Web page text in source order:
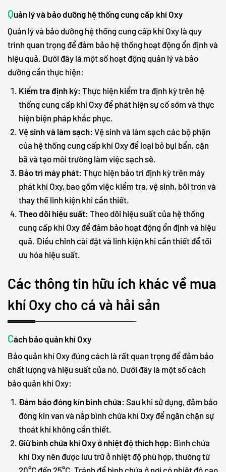
Quản lý và bảo dưỡng hệ thống cung cấp khí Oxy
Quản lý và bảo dưỡng hệ thống cung cấp khí Oxy là quy
trình quan trọng để đảm bảo hệ thống hoạt động ổn định và
hiệu quả. Dưới đây là một số hoạt động quản lý và bảo
dưỡng cần thực hiện:
Kiểm tra định kỳ: Thực hiện kiểm tra định kỳ trên hệ
thống cung cấp khí Oxy để phát hiện sự cố sớm và thực
hiện biện pháp khắc phục.
Vệ sinh và làm sạch: Vệ sinh và làm sạch các bộ phận
của hệ thống cung cấp khí Oxy để loại bỏ bụi bẩn, cặn
bã và tạo môi trường làm việc sạch sẽ.
Bảo trì máy phát: Thực hiện bảo trì định kỳ trên máy
phát khí Oxy, bao gồm việc kiểm tra, vệ sinh, bôi trơn và
thay thế linh kiện khi cần thiết.
Theo dõi hiệu suất: Theo dõi hiệu suất của hệ thống
cung cấp khí Oxy để đảm bảo hoạt động ổn định và hiệu
quả. Điều chỉnh cài đặt và linh kiện khi cần thiết để tối
ưu hóa hiệu suất.
Các thông tin hữu ích khác về mua
khí Oxy cho cá và hải sản
Cách bảo quản khí Oxy
Bảo quản khí Oxy đúng cách là rất quan trọng để đảm bảo
chất lượng và hiệu suất của nó. Dưới đây là một số cách
bảo quản khí Oxy:
Đảm bảo đóng kín bình chứa: Sau khi sử dụng, đảm bảo
đóng kín van và nắp bình chứa khí Oxy để ngăn chặn sự
thoát khí không cần thiết.
Giữ bình chứa khí Oxy ở nhiệt độ thích hợp: Bình chứa
khí Oxy nên được lưu trữ ở nhiệt độ phù hợp, thường từ
20°C đến 25°C. Tránh để bình chứa ở nơi có nhiệt độ cao